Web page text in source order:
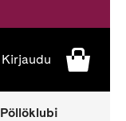
Kirjaudu
Pöllöklubi